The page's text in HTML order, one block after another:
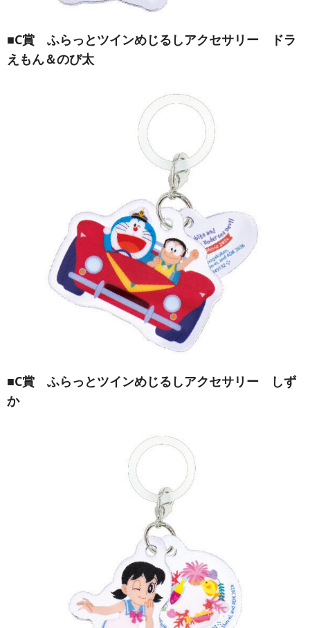
■C賞 ふらっとツインめじるしアクセサリー ドラ
えもん＆のび太
■C賞 ふらっとツインめじるしアクセサリー しず
か